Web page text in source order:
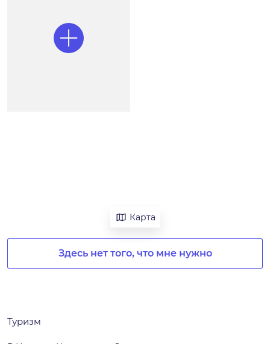
Карта
Здесь нет того, что мне нужно
Туризм